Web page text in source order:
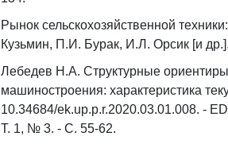
Рынок сельскохозяйственной
Кузьмин, П.И. Бурак, И.Л. Орсик [и
Лебедев Н.А. Структурные
машиностроения: характеристика
10.34684/ek.up.p.r.2020.03.01.008. -
Т. 1, № 3. - С. 55-62.